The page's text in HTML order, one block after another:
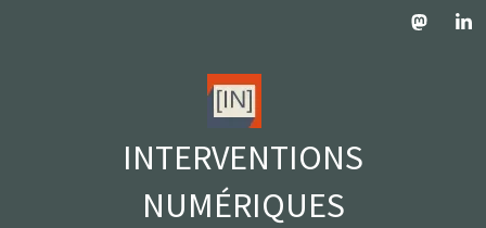
INTERVENTIONS
NUMÉRIQUES